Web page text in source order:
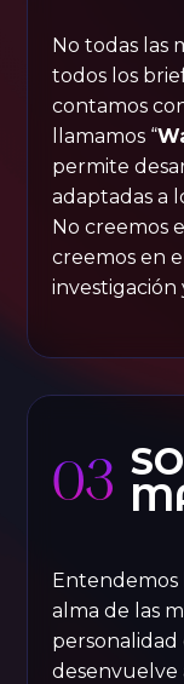
No todas las
todos los
contamos
llamamos “
permite
adaptadas a
No creemos
creemos en
investigación
03
Entendemos
alma de las
personalidad
desenvuelve